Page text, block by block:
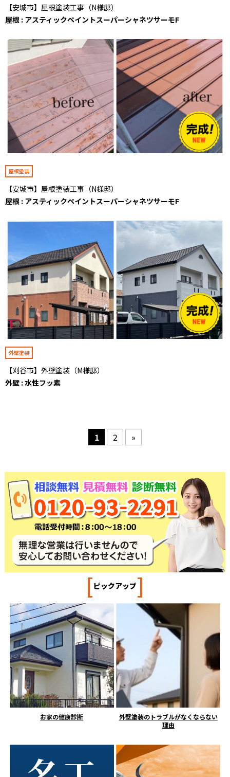
【安城市】屋根塗装工事（N様邸）
屋根 : アスティックペイントスーパーシャネツサーモF
屋根塗装
【安城市】屋根塗装工事（N様邸）
屋根 : アスティックペイントスーパーシャネツサーモF
外壁塗装
【刈谷市】外壁塗装（M様邸）
外壁 : 水性フッ素
1 2 »
[ピックアップ]
お家の健康診断
外壁塗装のトラブルがなくならない
理由